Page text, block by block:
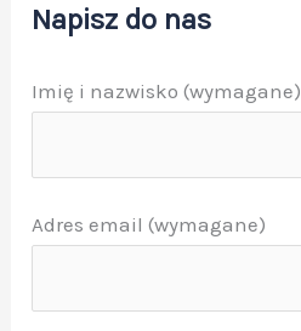
Napisz do nas
Imię i nazwisko (wymagane)
Adres email (wymagane)